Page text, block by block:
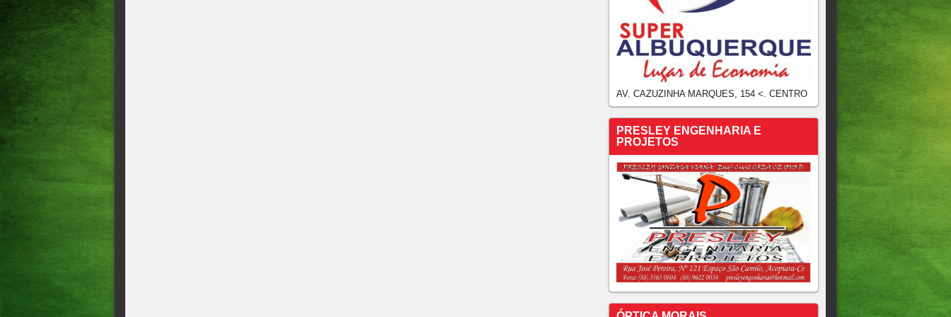
AV. CAZUZINHA MARQUES, 154 <. CENTRO
PRESLEY ENGENHARIA E
PROJETOS